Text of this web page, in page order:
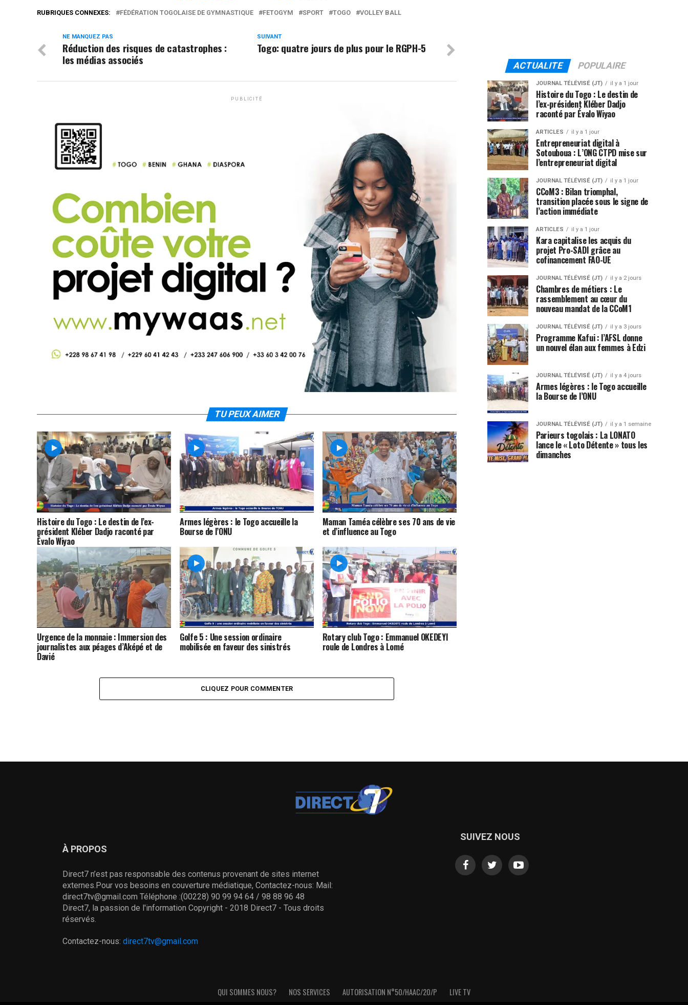
RUBRIQUES CONNEXES: FÉDÉRATION TOGOLAISE DE GYMNASTIQUE FETOGYM SPORT TOGO VOLLEY BALL
SUIVANT
Togo: quatre jours de plus pour le RGPH-5
NE MANQUEZ PAS
Réduction des risques de catastrophes :
les médias associés
PUBLICITÉ
TU PEUX AIMER
Histoire du Togo : Le destin de l’ex-
président Kléber Dadjo raconté par
Évalo Wiyao
Armes légères : le Togo accueille la
Bourse de l’ONU
Maman Taméa célèbre ses 70 ans de vie
et d’influence au Togo
Urgence de la monnaie : Immersion des
journalistes aux péages d’Aképé et de
Davié
Golfe 5 : Une session ordinaire
mobilisée en faveur des sinistrés
Rotary club Togo : Emmanuel OKEDEYI
roule de Londres à Lomé
CLIQUEZ POUR COMMENTER
ACTUALITE POPULAIRE
JOURNAL TÉLÉVISÉ (JT) il y a 1 jour
Histoire du Togo : Le destin de
l’ex-président Kléber Dadjo
raconté par Évalo Wiyao
ARTICLES il y a 1 jour
Entrepreneuriat digital à
Sotouboua : L’ONG CTPD mise sur
l’entrepreneuriat digital
JOURNAL TÉLÉVISÉ (JT) il y a 1 jour
CCoM3 : Bilan triomphal,
transition placée sous le signe de
l’action immédiate
ARTICLES il y a 1 jour
Kara capitalise les acquis du
projet Pro-SADI grâce au
cofinancement FAO-UE
JOURNAL TÉLÉVISÉ (JT) il y a 2 jours
Chambres de métiers : Le
rassemblement au cœur du
nouveau mandat de la CCoM1
JOURNAL TÉLÉVISÉ (JT) il y a 3 jours
Programme Kafui : l’AFSL donne
un nouvel élan aux femmes à Edzi
JOURNAL TÉLÉVISÉ (JT) il y a 4 jours
Armes légères : le Togo accueille
la Bourse de l’ONU
JOURNAL TÉLÉVISÉ (JT) il y a 1 semaine
Parieurs togolais : La LONATO
lance le « Loto Détente » tous les
dimanches
À PROPOS
Direct7 n’est pas responsable des contenus provenant de sites internet
externes.Pour vos besoins en couverture médiatique, Contactez-nous: Mail:
direct7tv@gmail.com Téléphone :(00228) 90 99 94 64 / 98 88 96 48
Direct7, la passion de l'information Copyright - 2018 Direct7 - Tous droits
réservés.
Contactez-nous: direct7tv@gmail.com
SUIVEZ NOUS
QUI SOMMES NOUS? NOS SERVICES AUTORISATION N°50/HAAC/20/P LIVE TV